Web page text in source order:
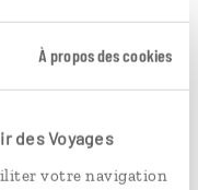
À propos des cookies
des Voyages
votre navigation
à Oman en
du Djebel